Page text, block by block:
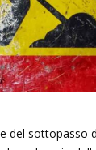
del sottopasso